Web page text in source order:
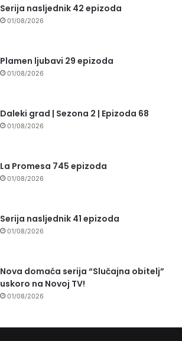
Serija nasljednik 42 epizoda
01/08/2026
Plamen ljubavi 29 epizoda
01/08/2026
Daleki grad | Sezona 2 | Epizoda 68
01/08/2026
La Promesa 745 epizoda
01/08/2026
Serija nasljednik 41 epizoda
01/08/2026
Nova domaća serija “Slučajna obitelj”
uskoro na Novoj TV!
01/08/2026